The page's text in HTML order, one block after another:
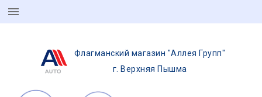
Флагманский магазин "Аллея Групп"
г. Верхняя Пышма